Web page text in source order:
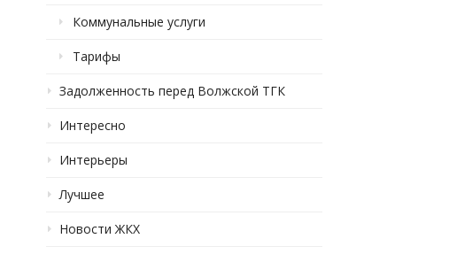
Коммунальные услуги
Тарифы
Задолженность перед Волжской ТГК
Интересно
Интерьеры
Лучшее
Новости ЖКХ